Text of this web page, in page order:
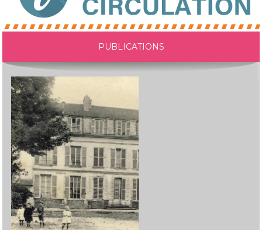
PUBLICATIONS